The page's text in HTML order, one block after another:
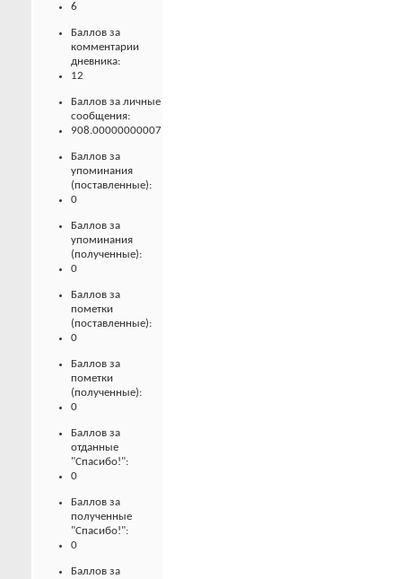
6
Баллов за
комментарии
дневника:
12
Баллов за личные
сообщения:
908.00000000007
Баллов за
упоминания
(поставленные):
0
Баллов за
упоминания
(полученные):
0
Баллов за
пометки
(поставленные):
0
Баллов за
пометки
(полученные):
0
Баллов за
отданные
"Спасибо!":
0
Баллов за
полученные
"Спасибо!":
0
Баллов за